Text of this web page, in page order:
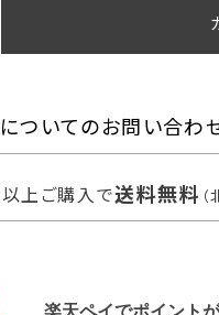
ついてのお問い合わ
上ご購入で送料無料